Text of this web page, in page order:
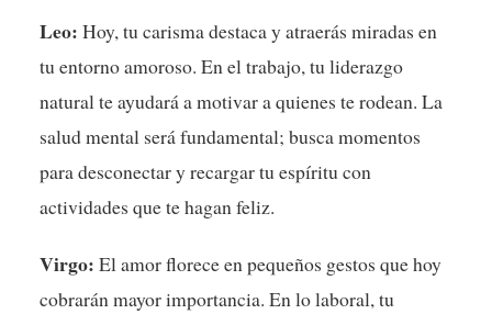
Leo: Hoy, tu carisma destaca y atraerás miradas en
tu entorno amoroso. En el trabajo, tu liderazgo
natural te ayudará a motivar a quienes te rodean. La
salud mental será fundamental; busca momentos
para desconectar y recargar tu espíritu con
actividades que te hagan feliz.
Virgo: El amor florece en pequeños gestos que hoy
cobrarán mayor importancia. En lo laboral, tu